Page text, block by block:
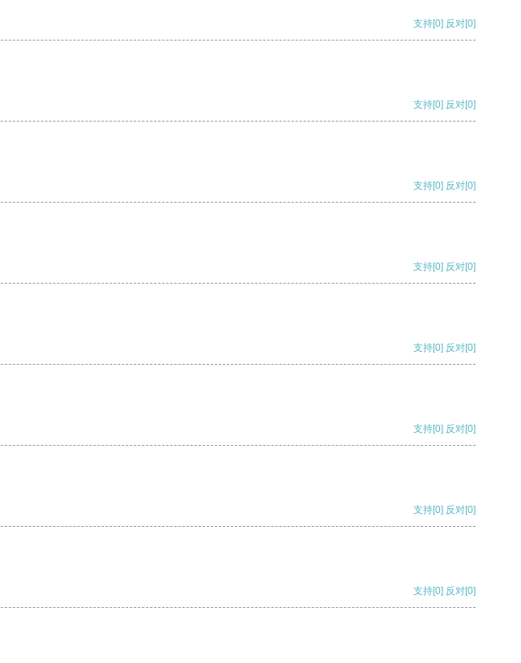
支持[0] 反对[0]
支持[0] 反对[0]
支持[0] 反对[0]
支持[0] 反对[0]
支持[0] 反对[0]
支持[0] 反对[0]
支持[0] 反对[0]
支持[0] 反对[0]